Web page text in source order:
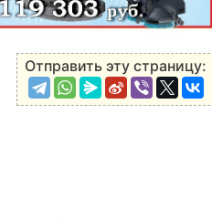
Отправить эту страницу: